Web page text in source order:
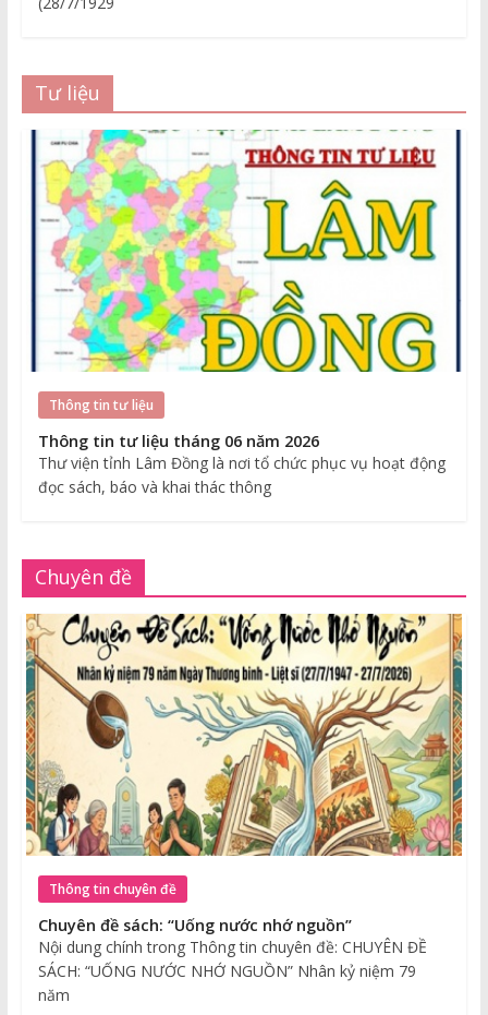
Tư liệu
Thông tin tư liệu
Thông tin tư liệu tháng 06 năm 2026
Thư viện tỉnh Lâm Đồng là nơi tổ chức phục vụ hoạt động
đọc sách, báo và khai thác thông
Chuyên đề
Thông tin chuyên đề
Chuyên đề sách: “Uống nước nhớ nguồn”
Nội dung chính trong Thông tin chuyên đề: CHUYÊN ĐỀ
SÁCH: “UỐNG NƯỚC NHỚ NGUỒN” Nhân kỷ niệm 79
năm